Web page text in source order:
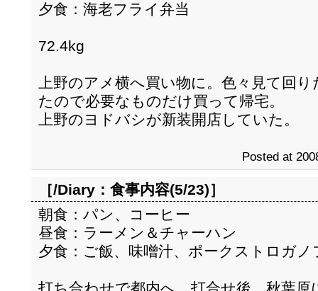
夕食：海老フライ弁当
72.4kg
上野のアメ横へ買い物に。色々見て回
たので必要なものだけ買って帰宅。
上野のヨドバシが新装開店していた。
Posted at
［/Diary： 食事内容(5/23)］
朝食：パン、コーヒー
昼食：ラーメン＆チャーハン
夕食：ご飯、味噌汁、ポークストロガ